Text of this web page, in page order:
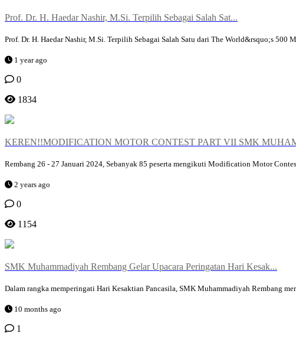
Prof. Dr. H. Haedar Nashir, M.Si. Terpilih Sebagai Salah Sat...
Prof. Dr. H. Haedar Nashir, M.Si. Terpilih Sebagai Salah Satu dari The World&rsquo;s
1 year ago
0
1834
KEREN!!MODIFICATION MOTOR CONTEST PART VII SMK
Rembang 26 - 27 Januari 2024, Sebanyak 85 peserta mengikuti Modification Motor
2 years ago
0
1154
SMK Muhammadiyah Rembang Gelar Upacara Peringatan Hari Kesak...
Dalam rangka memperingati Hari Kesaktian Pancasila, SMK Muhammadiyah Rembang
10 months ago
1